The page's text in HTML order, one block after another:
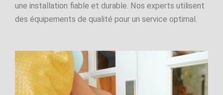
une installation fiable et durable. Nos experts utilisent
des équipements de qualité pour un service optimal.